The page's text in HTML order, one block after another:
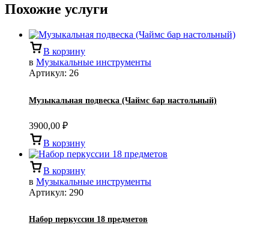
Похожие услуги
В корзину
в Музыкальные инструменты
Артикул: 26
Музыкальная подвеска (Чаймс бар настольный)
3900,00 ₽
В корзину
В корзину
в Музыкальные инструменты
Артикул: 290
Набор перкуссии 18 предметов